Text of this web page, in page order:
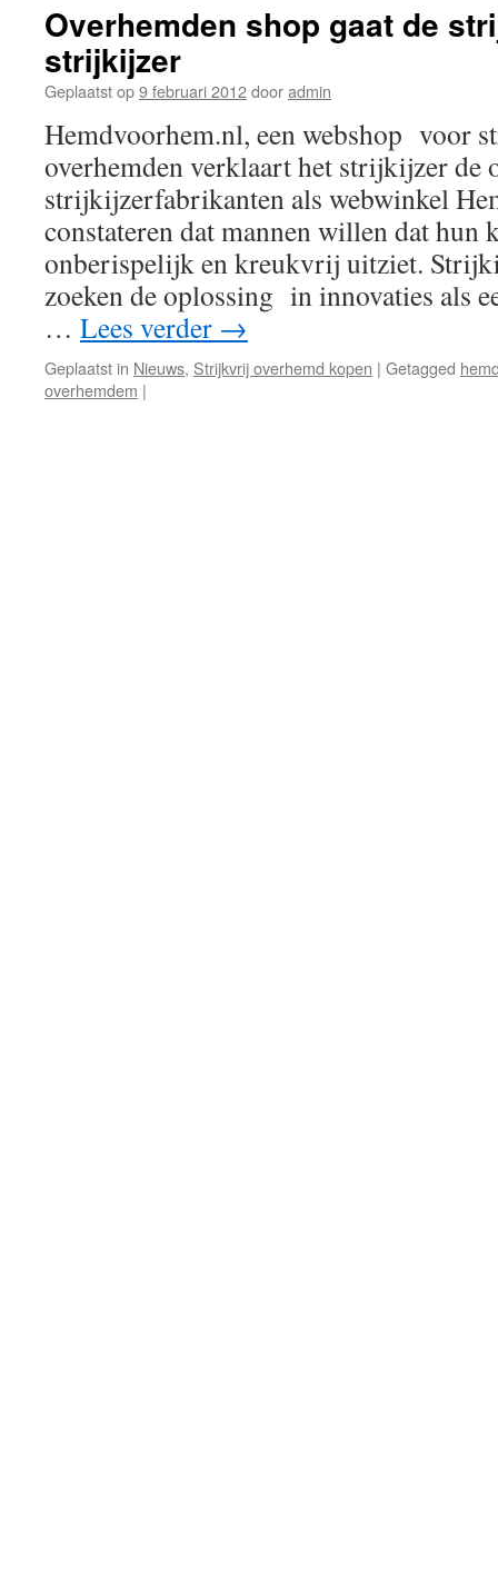
Overhemden shop gaat de
strijkijzer
Geplaatst op9 februari 2012dooradmin
Hemdvoorhem.nl, een webshop voor
overhemden verklaart het strijkijzer
strijkijzerfabrikanten als webwinkel
constateren dat mannen willen dat hun
onberispelijk en kreukvrij uitziet.
zoeken de oplossing in innovaties als
… Lees verder →
Geplaatst in Nieuws, Strijkvrij overhemd kopen | Getagged
overhemdem |